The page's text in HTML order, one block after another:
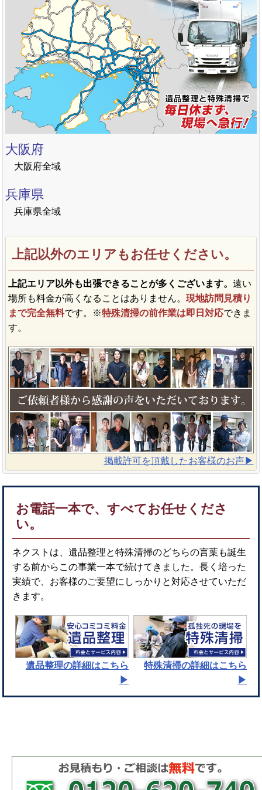
大阪府
大阪府全域
兵庫県
兵庫県全域
上記以外のエリアもお任せください。
上記エリア以外も出張できることが多くございます。遠い
場所も料金が高くなることはありません。現地訪問見積り
まで完全無料です。※特殊清掃の前作業は即日対応できま
す。
掲載許可を頂戴したお客様のお声▶︎
お電話一本で、すべてお任せくださ
い。
ネクストは、遺品整理と特殊清掃のどちらの言葉も誕生
する前からこの事業一本で続けてきました。長く培った
実績で、お客様のご要望にしっかりと対応させていただ
きます。
遺品整理の詳細はこちら
▶︎
特殊清掃の詳細はこちら
▶︎